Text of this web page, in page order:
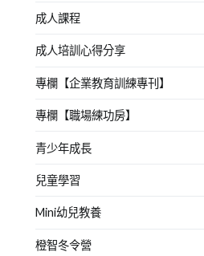
成人課程
成人培訓心得分享
專欄【企業教育訓練專刊】
專欄【職場練功房】
青少年成長
兒童學習
Mini幼兒教養
橙智冬令營